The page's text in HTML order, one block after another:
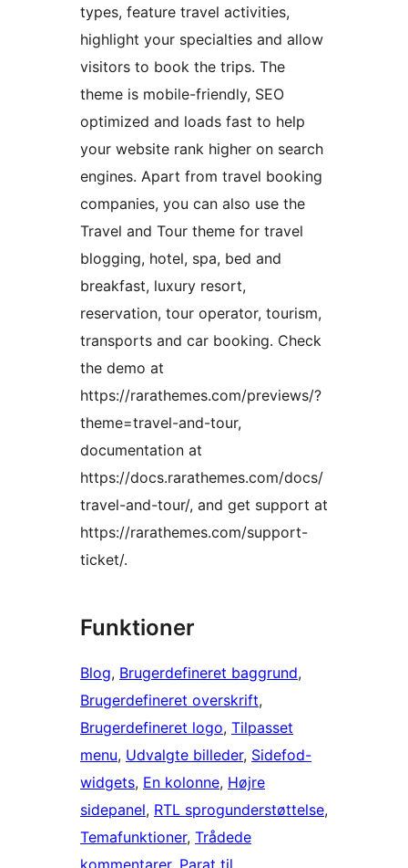
types, feature travel activities,
highlight your specialties and allow
visitors to book the trips. The
theme is mobile-friendly, SEO
optimized and loads fast to help
your website rank higher on search
engines. Apart from travel booking
companies, you can also use the
Travel and Tour theme for travel
blogging, hotel, spa, bed and
breakfast, luxury resort,
reservation, tour operator, tourism,
transports and car booking. Check
the demo at
https://rarathemes.com/previews/?
theme=travel-and-tour,
documentation at
https://docs.rarathemes.com/docs/
travel-and-tour/, and get support at
https://rarathemes.com/support-
ticket/.
Funktioner
Blog, Brugerdefineret baggrund
Brugerdefineret overskrift
Brugerdefineret logo, Tilpasset
menu, Udvalgte billeder, Sidefod-
widgets, En kolonne, Højre
sidepanel, RTL sprogunderstøttelse
Temafunktioner, Trådede